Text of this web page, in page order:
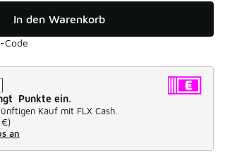
In den Warenkorb
Code
Punkte ein.
Kauf mit FLX Cash.
€)
an